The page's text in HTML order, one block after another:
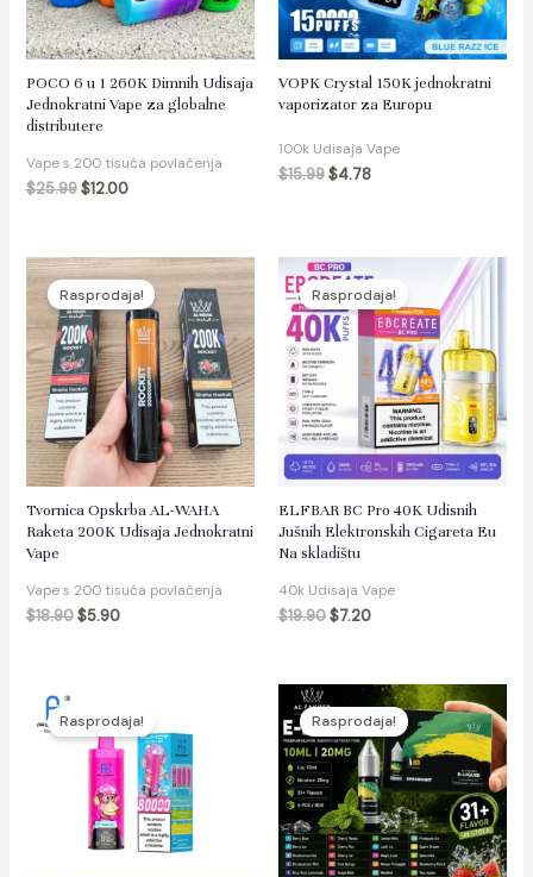
POCO 6 u 1 260K Dimnih Udisaja
Jednokratni Vape za globalne
distributere
Vape s 200 tisuća povlačenja
$25.99 $12.00
VOPK Crystal 150K jednokratni
vaporizator za Europu
100k Udisaja Vape
$15.99$4.78
Rasprodaja!
Tvornica Opskrba AL-WAHA
Raketa 200K Udisaja Jednokratni
Vape
Vape s 200 tisuća povlačenja
$18.90 $5.90
Rasprodaja!
ELFBAR BC Pro 40K Udisnih
Jušnih Elektronskih Cigareta Eu
Na skladištu
40k Udisaja Vape
$19.90$7.20
Rasprodaja! Rasprodaja!